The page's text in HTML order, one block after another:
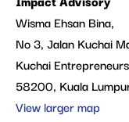
Wisma Ehsan Bina,
No 3, Jalan Kuchai
Kuchai
58200, Kuala
View larger map